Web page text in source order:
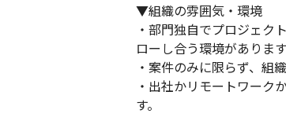
▼組織の雰囲気・環境
・部門独自でプロジェク
ローし合う環境があります
・案件のみに限らず、組
・出社かリモートワーク
す。